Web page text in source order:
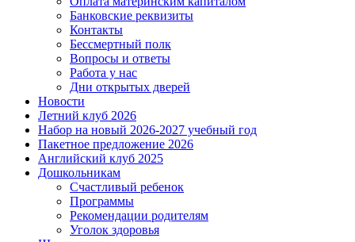
Банковские реквизиты
Контакты
Бессмертный полк
Вопросы и ответы
Работа у нас
Дни открытых дверей
Новости
Летний клуб 2026
Набор на новый 2026-2027 учебный год
Пакетное предложение 2026
Английский клуб 2025
Дошкольникам
Счастливый ребенок
Программы
Рекомендации родителям
Уголок здоровья